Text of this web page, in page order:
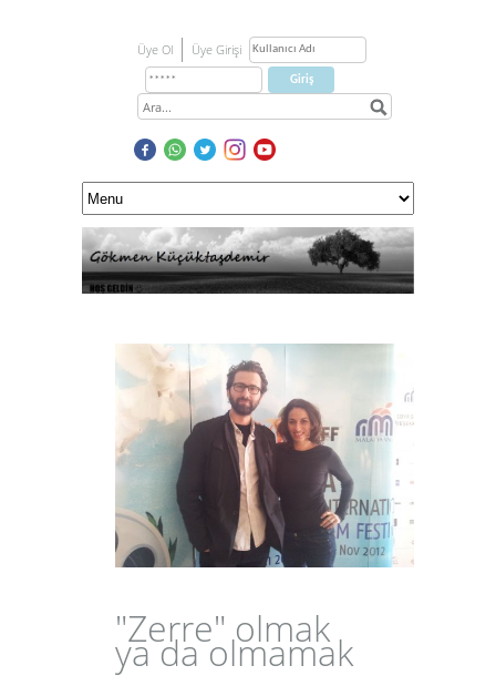
Üye Ol Üye Girişi
"Zerre" olmak
ya da olmamak